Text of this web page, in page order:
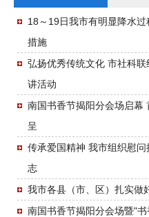
18～19日我市有明显降水
措施
弘扬优秀传统文化 市社科联
讲活动
南国书香节揭阳分会场启幕
呈
传承爱国精神 我市组织慰问
志
我市各县（市、区）扎实做
南国书香节揭阳分会场暨"